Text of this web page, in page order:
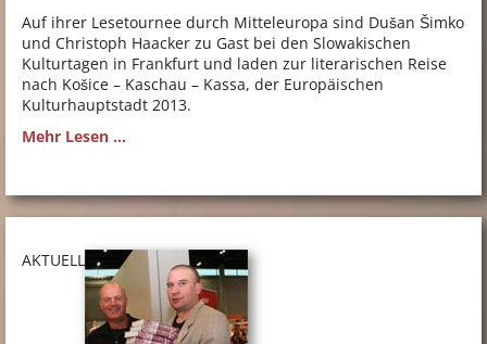
Auf ihrer Lesetournee durch Mitteleuropa sind Dušan Šimko
und Christoph Haacker zu Gast bei den Slowakischen
Kulturtagen in Frankfurt und laden zur literarischen Reise
nach Košice – Kaschau – Kassa, der Europäischen
Kulturhauptstadt 2013.
Mehr Lesen ...
AKTUELL